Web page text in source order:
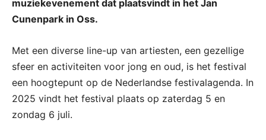
muziekevenement dat plaatsvindt in het Jan
Cunenpark in Oss.
Met een diverse line-up van artiesten, een gezellige
sfeer en activiteiten voor jong en oud, is het festival
een hoogtepunt op de Nederlandse festivalagenda. In
2025 vindt het festival plaats op zaterdag 5 en
zondag 6 juli.